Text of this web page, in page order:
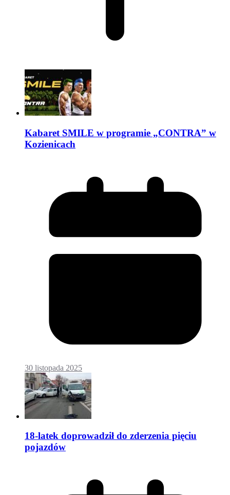
Kabaret SMILE w programie „CONTRA” w
Kozienicach
30 listopada 2025
18-latek doprowadził do zderzenia pięciu
pojazdów